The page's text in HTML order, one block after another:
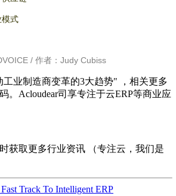
模式
/ 作者：Judy Cubiss
工业制造商变革的3大趋势" ，相关更多
。Acloudear司享专注于云ERP等商业应
获取更多行业资讯 （专注云，我们是
Track To Intelligent ERP